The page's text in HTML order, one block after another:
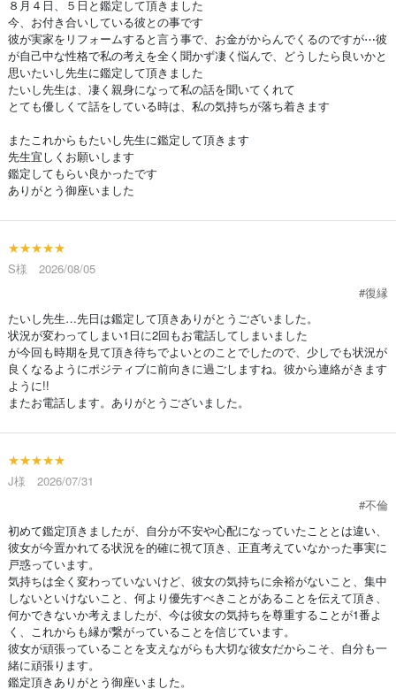
８月４日、５日と鑑定して頂きました
今、お付き合いしている彼との事です
彼が実家をリフォームすると言う事で、お金がからんでくるのですが⋯彼
が自己中な性格で私の考えを全く聞かず凄く悩んで、どうしたら良いかと
思いたいし先生に鑑定して頂きました
たいし先生は、凄く親身になって私の話を聞いてくれて
とても優しくて話をしている時は、私の気持ちが落ち着きます
またこれからもたいし先生に鑑定して頂きます
先生宜しくお願いします
鑑定してもらい良かったです
ありがとう御座いました
★★★★★
S様 2026/08/05
#復縁
たいし先生…先日は鑑定して頂きありがとうございました。
状況が変わってしまい1日に2回もお電話してしまいました
が今回も時期を見て頂き待ちでよいとのことでしたので、少しでも状況が
良くなるようにポジティブに前向きに過ごしますね。彼から連絡がきます
ように!!
またお電話します。ありがとうございました。
★★★★★
J様 2026/07/31
#不倫
初めて鑑定頂きましたが、自分が不安や心配になっていたこととは違い、
彼女が今置かれてる状況を的確に視て頂き、正直考えていなかった事実に
戸惑っています。
気持ちは全く変わっていないけど、彼女の気持ちに余裕がないこと、集中
しないといけないこと、何より優先すべきことがあることを伝えて頂き、
何かできないか考えましたが、今は彼女の気持ちを尊重することが1番よ
く、これからも縁が繋がっていることを信じています。
彼女が頑張っていることを支えながらも大切な彼女だからこそ、自分も一
緒に頑張ります。
鑑定頂きありがとう御座いました。